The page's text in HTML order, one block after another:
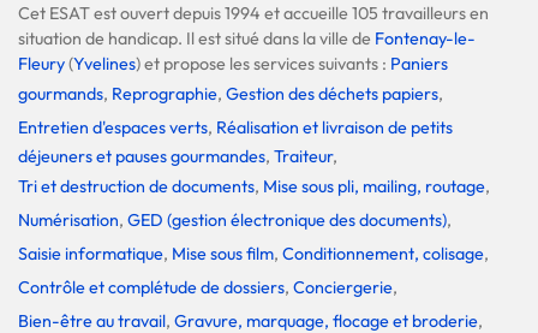
Cet ESAT est ouvert depuis 1994 et accueille 105 travailleurs en
situation de handicap. Il est situé dans la ville de Fontenay-le-
Fleury(Yvelines) et propose les services suivants : Paniers
gourmands, Reprographie, Gestion des déchets papiers,
Entretien d'espaces verts, Réalisation et livraison de petits
déjeuners et pauses gourmandes, Traiteur,
Tri et destruction de documents, Mise sous pli, mailing, routage,
Numérisation, GED (gestion électronique des documents),
Saisie informatique, Mise sous film, Conditionnement, colisage,
Contrôle et complétude de dossiers, Conciergerie,
Bien-être au travail, Gravure, marquage, flocage et broderie,